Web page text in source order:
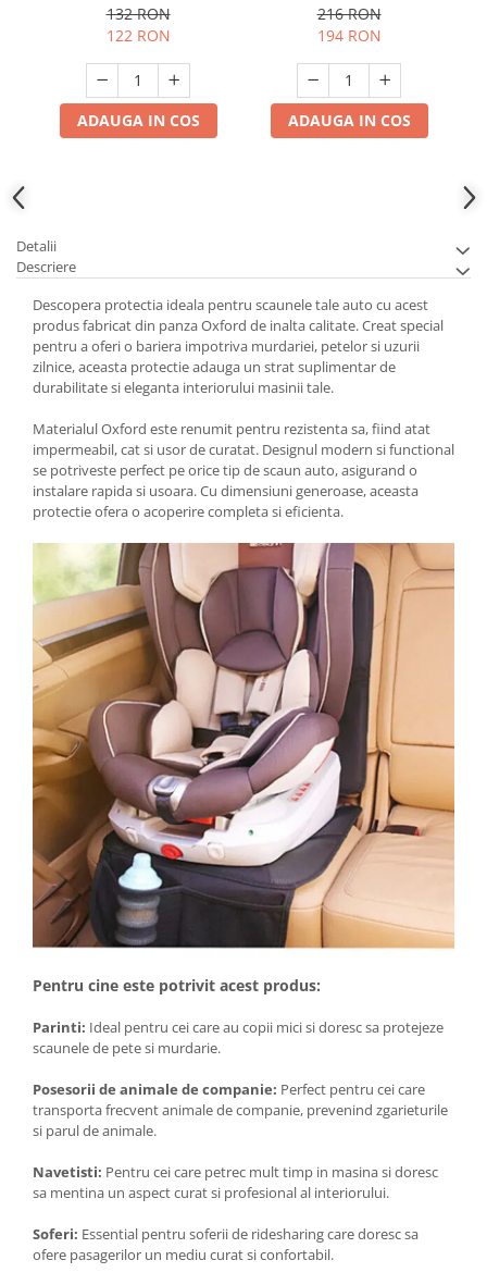
132 RON
122 RON
ADAUGA IN COS
216 RON
194 RON
ADAUGA IN COS
Detalii
Descriere
Descopera protectia ideala pentru scaunele tale auto cu acest
produs fabricat din panza Oxford de inalta calitate. Creat special
pentru a oferi o bariera impotriva murdariei, petelor si uzurii
zilnice, aceasta protectie adauga un strat suplimentar de
durabilitate si eleganta interiorului masinii tale.
Materialul Oxford este renumit pentru rezistenta sa, fiind atat
impermeabil, cat si usor de curatat. Designul modern si functional
se potriveste perfect pe orice tip de scaun auto, asigurand o
instalare rapida si usoara. Cu dimensiuni generoase, aceasta
protectie ofera o acoperire completa si eficienta.
Pentru cine este potrivit acest produs:
Parinti: Ideal pentru cei care au copii mici si doresc sa protejeze
scaunele de pete si murdarie.
Posesorii de animale de companie: Perfect pentru cei care
transporta frecvent animale de companie, prevenind zgarieturile
si parul de animale.
Navetisti: Pentru cei care petrec mult timp in masina si doresc
sa mentina un aspect curat si profesional al interiorului.
Soferi: Essential pentru soferii de ridesharing care doresc sa
ofere pasagerilor un mediu curat si confortabil.